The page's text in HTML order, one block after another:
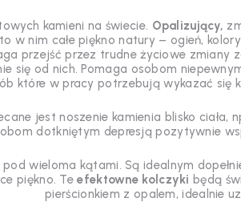
kamieni na świecie. Opalizujący,
w nim całe piękno natury – ogień,
przejść przez trudne życiowe zmiany
się od nich. Pomaga osobom
które w pracy potrzebują wykazać się
jest noszenie kamienia blisko ciała,
dotkniętym depresją pozytywnie
pod wieloma kątami. Są idealnym
piękno. Teefektowne kolczyki będą
pierścionkiem z opalem, idealnie